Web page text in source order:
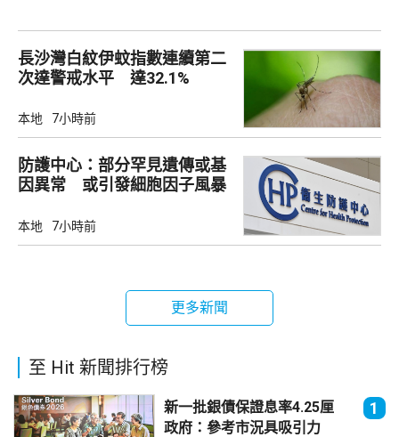
長沙灣白紋伊蚊指數連續第二
次達警戒水平 達32.1%
本地 7小時前
防護中心：部分罕見遺傳或基
因異常 或引發細胞因子風暴
本地 7小時前
更多新聞
至 Hit 新聞排行榜
新一批銀債保證息率4.25厘
政府：參考市況具吸引力
1